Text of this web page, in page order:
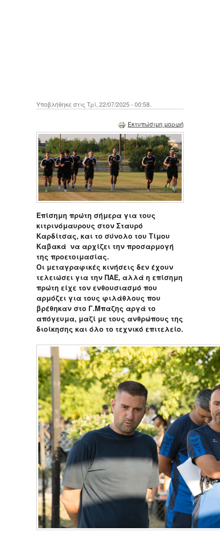
Υποβλήθηκε στις Τρί, 22/07/2025 - 00:58.
Εκτυπώσιμη μορφή
Eπίσημη πρώτη σήμερα για τους
κιτρινόμαυρους στον Σταυρό
Καρδίτσας, και το σύνολο του Τίμου
Καβακά να αρχίζει την προσαρμογή
της προετοιμασίας.
Οι μεταγραφικές κινήσεις δεν έχουν
τελειώσει για την ΠΑΕ, αλλά η επίσημη
πρώτη είχε τον ενθουσιασμό που
αρμόζει για τους φιλάθλους που
βρέθηκαν στο Γ.Μπαζης αργά το
απόγευμα, μαζί με τους ανθρώπους της
διοίκησης και όλο το τεχνικό επιτελείο.